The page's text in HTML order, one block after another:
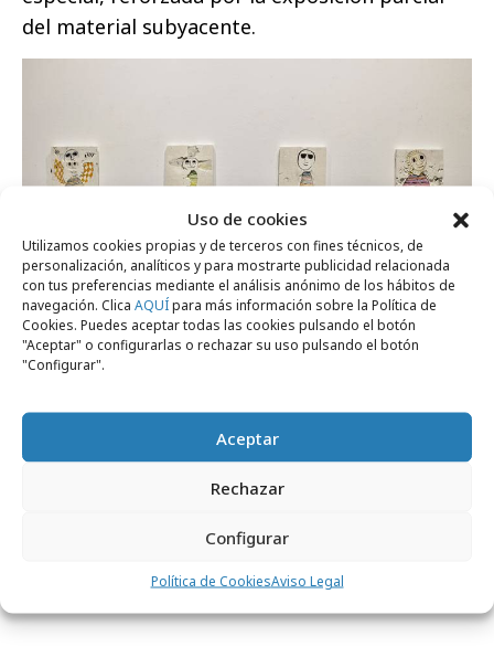
Uso de cookies
Utilizamos cookies propias y de terceros con fines técnicos, de
personalización, analíticos y para mostrarte publicidad relacionada
con tus preferencias mediante el análisis anónimo de los hábitos de
navegación. Clica AQUÍpara más información sobre la Política de
Cookies. Puedes aceptar todas las cookies pulsando el botón
"Aceptar" o configurarlas o rechazar su uso pulsando el botón
"Configurar".
Aceptar
Rechazar
Configurar
Política de CookiesAviso Legal
del material subyacente.
Comparte
Noticias Relacionadas